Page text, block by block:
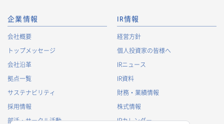
採用応募者に関する個人情報
・
採用選考のため
・
当社における採用業務管理のため
・
その他、法令の定め、または法的権限のある当局の法令に
基づく命令・指導等に従った対応
退職者から取得した個人情報
企業情報
会社概要
トップメッセージ
会社沿革
拠点一覧
サステナビリティ
採用情報
部活・サークル活動
IR情報
経営方針
個人投資家の皆様へ
IRニュース
IR資料
財務・業績情報
株式情報
IRカレンダー